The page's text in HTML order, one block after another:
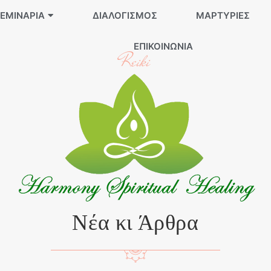
ΔΙΑΛΟΓΙΣΜΌΣ ΜΑΡΤΥΡΊΕΣ
ΕΠΙΚΟΙΝΩΝΊΑ
Reiki
Νέα κι Άρθρα